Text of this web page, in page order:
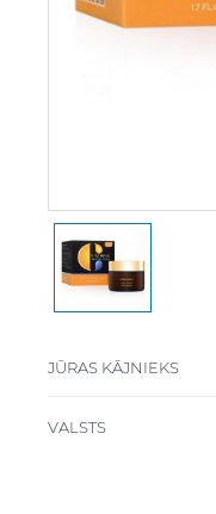
JŪRAS KĀJNIEKS
VALSTS